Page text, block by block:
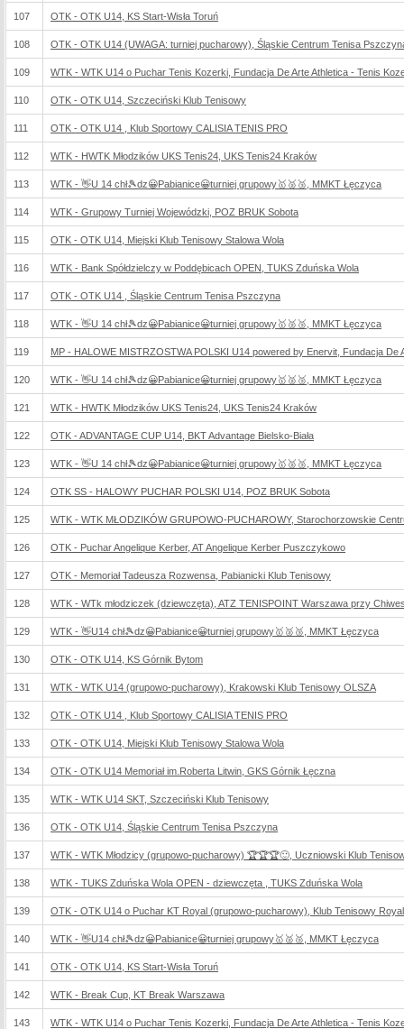
107 OTK - OTK U14, KS Start-Wisła Toruń
108 OTK - OTK U14 (UWAGA: turniej pucharowy), Śląskie Centrum Tenisa
109 WTK - WTK U14 o Puchar Tenis Kozerki, Fundacja De Arte Athletica - Tenis
110 OTK - OTK U14, Szczeciński Klub Tenisowy
111 OTK - OTK U14 , Klub Sportowy CALISIA TENIS PRO
112 WTK - HWTK Młodzików UKS Tenis24, UKS Tenis24 Kraków
113 WTK - 👋U 14 chł🎾dz😀Pabianice😀turniej grupowy🥇🥈🥉, MMKT Łęczyca
114 WTK - Grupowy Turniej Wojewódzki, POZ BRUK Sobota
115 OTK - OTK U14, Miejski Klub Tenisowy Stalowa Wola
116 WTK - Bank Spółdzielczy w Poddębicach OPEN, TUKS Zduńska Wola
117 OTK - OTK U14 , Śląskie Centrum Tenisa Pszczyna
118 WTK - 👋U 14 chł🎾dz😀Pabianice😀turniej grupowy🥇🥈🥉, MMKT Łęczyca
119 MP - HALOWE MISTRZOSTWA POLSKI U14 powered by Enervit, Fundacja De
120 WTK - 👋U 14 chł🎾dz😀Pabianice😀turniej grupowy🥇🥈🥉, MMKT Łęczyca
121 WTK - HWTK Młodzików UKS Tenis24, UKS Tenis24 Kraków
122 OTK - ADVANTAGE CUP U14, BKT Advantage Bielsko-Biała
123 WTK - 👋U 14 chł🎾dz😀Pabianice😀turniej grupowy🥇🥈🥉, MMKT Łęczyca
124 OTK SS - HALOWY PUCHAR POLSKI U14, POZ BRUK Sobota
125 WTK - WTK MŁODZIKÓW GRUPOWO-PUCHAROWY, Starochorzowskie
126 OTK - Puchar Angelique Kerber, AT Angelique Kerber Puszczykowo
127 OTK - Memoriał Tadeusza Rozwensa, Pabianicki Klub Tenisowy
128 WTK - WTk młodziczek (dziewczęta), ATZ TENISPOINT Warszawa przy
129 WTK - 👋U14 chł🎾dz😀Pabianice😀turniej grupowy🥇🥈🥉, MMKT Łęczyca
130 OTK - OTK U14, KS Górnik Bytom
131 WTK - WTK U14 (grupowo-pucharowy), Krakowski Klub Tenisowy OLSZA
132 OTK - OTK U14 , Klub Sportowy CALISIA TENIS PRO
133 OTK - OTK U14, Miejski Klub Tenisowy Stalowa Wola
134 OTK - OTK U14 Memoriał im.Roberta Litwin, GKS Górnik Łęczna
135 WTK - WTK U14 SKT, Szczeciński Klub Tenisowy
136 OTK - OTK U14, Śląskie Centrum Tenisa Pszczyna
137 WTK - WTK Młodzicy (grupowo-pucharowy) 🏆🏆🏆🙂, Uczniowski Klub
138 WTK - TUKS Zduńska Wola OPEN - dziewczęta , TUKS Zduńska Wola
139 OTK - OTK U14 o Puchar KT Royal (grupowo-pucharowy), Klub Tenisowy
140 WTK - 👋U14 chł🎾dz😀Pabianice😀turniej grupowy🥇🥈🥉, MMKT Łęczyca
141 OTK - OTK U14, KS Start-Wisła Toruń
142 WTK - Break Cup, KT Break Warszawa
143 WTK - WTK U14 o Puchar Tenis Kozerki, Fundacja De Arte Athletica - Tenis